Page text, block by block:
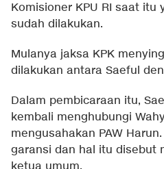
Komisioner KPU RI saat itu
sudah dilakukan.
Mulanya jaksa KPK
dilakukan antara Saeful
Dalam pembicaraan itu,
kembali menghubungi
mengusahakan PAW
garansi dan hal itu disebut